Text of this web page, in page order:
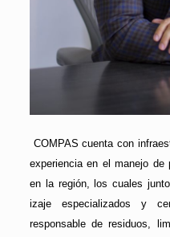
COMPAS cuenta con
experiencia en el manejo
en la región, los cuales
izaje especializados y
responsable de residuos,